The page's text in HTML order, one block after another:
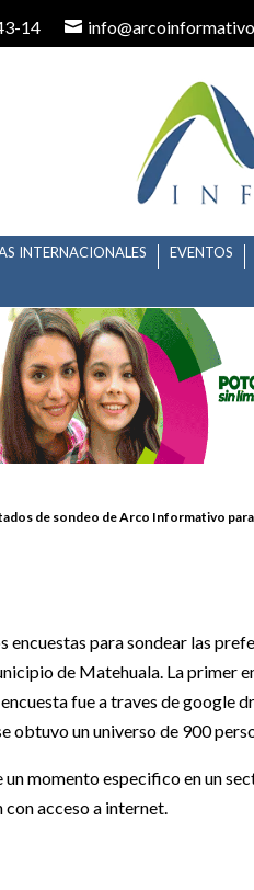
14
INTERNACIONALES EVENTOS
de sondeo de Arco Informativo
SONDEO DE
encuestas para sondear las
de Matehuala. La primer
fue a traves de google
obtuvo un universo de 900
momento especifico en un
acceso a internet.